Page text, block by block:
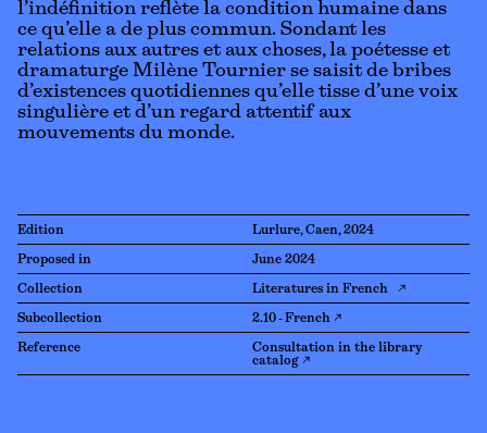
l’indéfinition reflète la condition humaine dans
ce qu’elle a de plus commun. Sondant les
relations aux autres et aux choses, la poétesse et
dramaturge Milène Tournier se saisit de bribes
d’existences quotidiennes qu’elle tisse d’une voix
singulière et d’un regard attentif aux
mouvements du monde.
Edition Lurlure, Caen, 2024
Proposed in June 2024
Collection Literatures in French ↗
Subcollection 2.10 - French ↗
Reference
Consultation in the library
catalog ↗